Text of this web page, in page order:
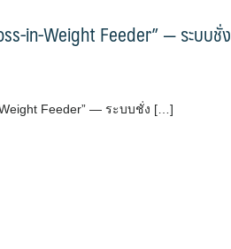
in-Weight Feeder” — ระบบชั่
Feeder” — ระบบชั่ง […]